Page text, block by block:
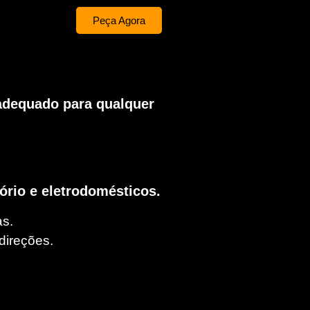
Peça Agora
para qualquer
e eletrodomésticos.